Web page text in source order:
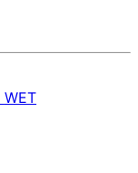
WET